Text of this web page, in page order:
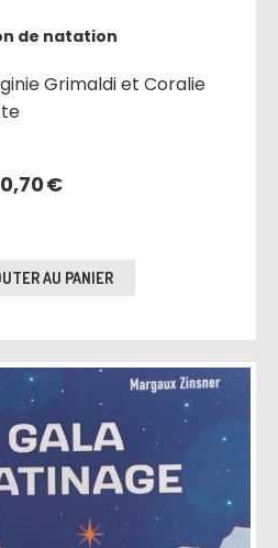
de natation
Grimaldi et Coralie
0,70€
AU PANIER